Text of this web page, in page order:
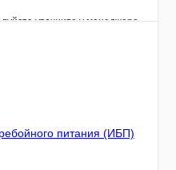
уточните у менеджера